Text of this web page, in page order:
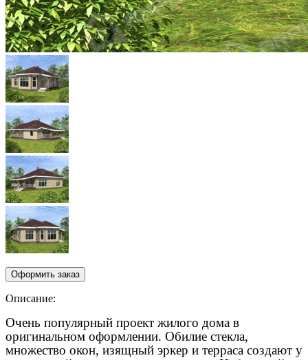
Описание:
Очень популярный проект жилого дома в
оригинальном оформлении. Обилие стекла,
множество окон, изящный эркер и терраса создают у